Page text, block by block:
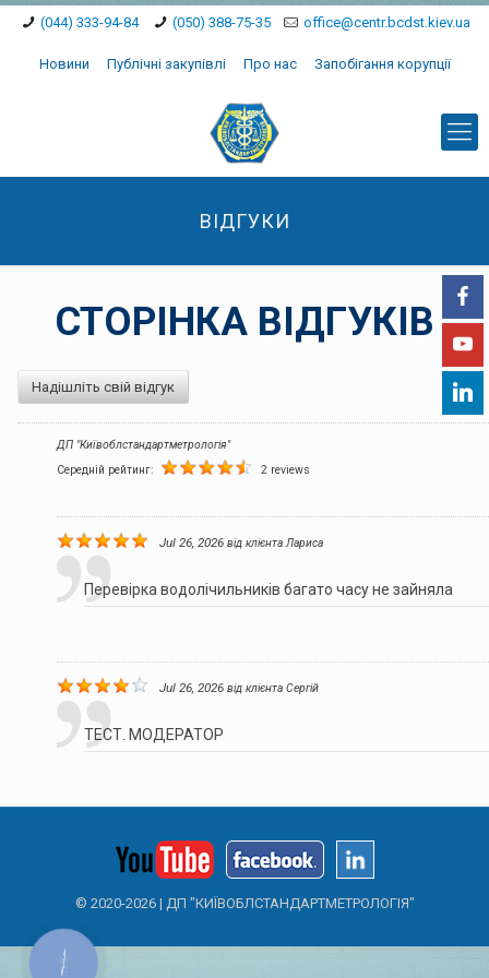
(044) 333-94-84 (050) 388-75-35 office@centr.bcdst.kiev.ua
Новини Публічні закупівлі Про нас Запобігання корупції
ВІДГУКИ
СТОРІНКА ВІДГУКІВ
Надішліть свій відгук
ДП "Київоблстандартметрологія"
Середній рейтинг:
2 reviews
Jul 26, 2026 від клієнтаЛариса
Перевірка водолічильників багато часу не зайняла
Jul 26, 2026 від клієнтаСергій
ТЕСТ. МОДЕРАТОР
© 2020-2026 | ДП "КИЇВОБЛСТАНДАРТМЕТРОЛОГІЯ"
КНОПКА
ЗВ'ЯЗКУ